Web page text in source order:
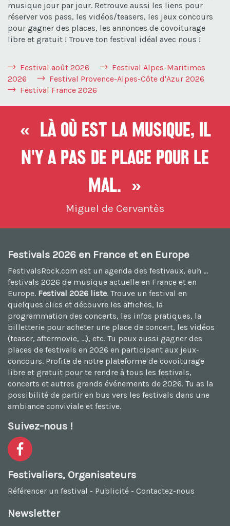
musique jour par jour. Retrouve aussi les liens pour
réserver vos pass, les vidéos/teasers, les jeux concours
pour gagner des places, les annonces de covoiturage
libre et gratuit ! Trouve ton festival idéal avec nous !
Festival août 2026
Festival Alpes-Maritimes
2026
Festival Provence-Alpes-Côte d'Azur 2026
Festival France 2026
« Là où est la musique, il
n'y a pas de place pour le
mal. »
Miguel de Cervantès
Festivals 2026 en France et en Europe
FestivalsRock.com est un agenda des festivaux, euh ...
festivals 2026 de musique actuelle en France et en
Europe. Festival 2026 liste. Trouve un festival en
quelques clics et découvre les affiches, la
programmation des concerts, les infos pratiques, la
billetterie pour acheter une place de concert, les vidéos
(teaser, aftermovie, ...), etc. Tu peux aussi gagner des
places de festivals en 2026 en participant aux jeux-
concours. Profite de notre plateforme de covoiturage
libre et gratuit pour te rendre à tous les festivals,
concerts et autres grands événements de 2026. Tu as la
possibilité de partir en bus vers les festivals dans une
ambiance conviviale et festive.
Suivez-nous !
Festivaliers, Organisateurs
Référencer un festival - Publicité - Contactez-nous
Newsletter